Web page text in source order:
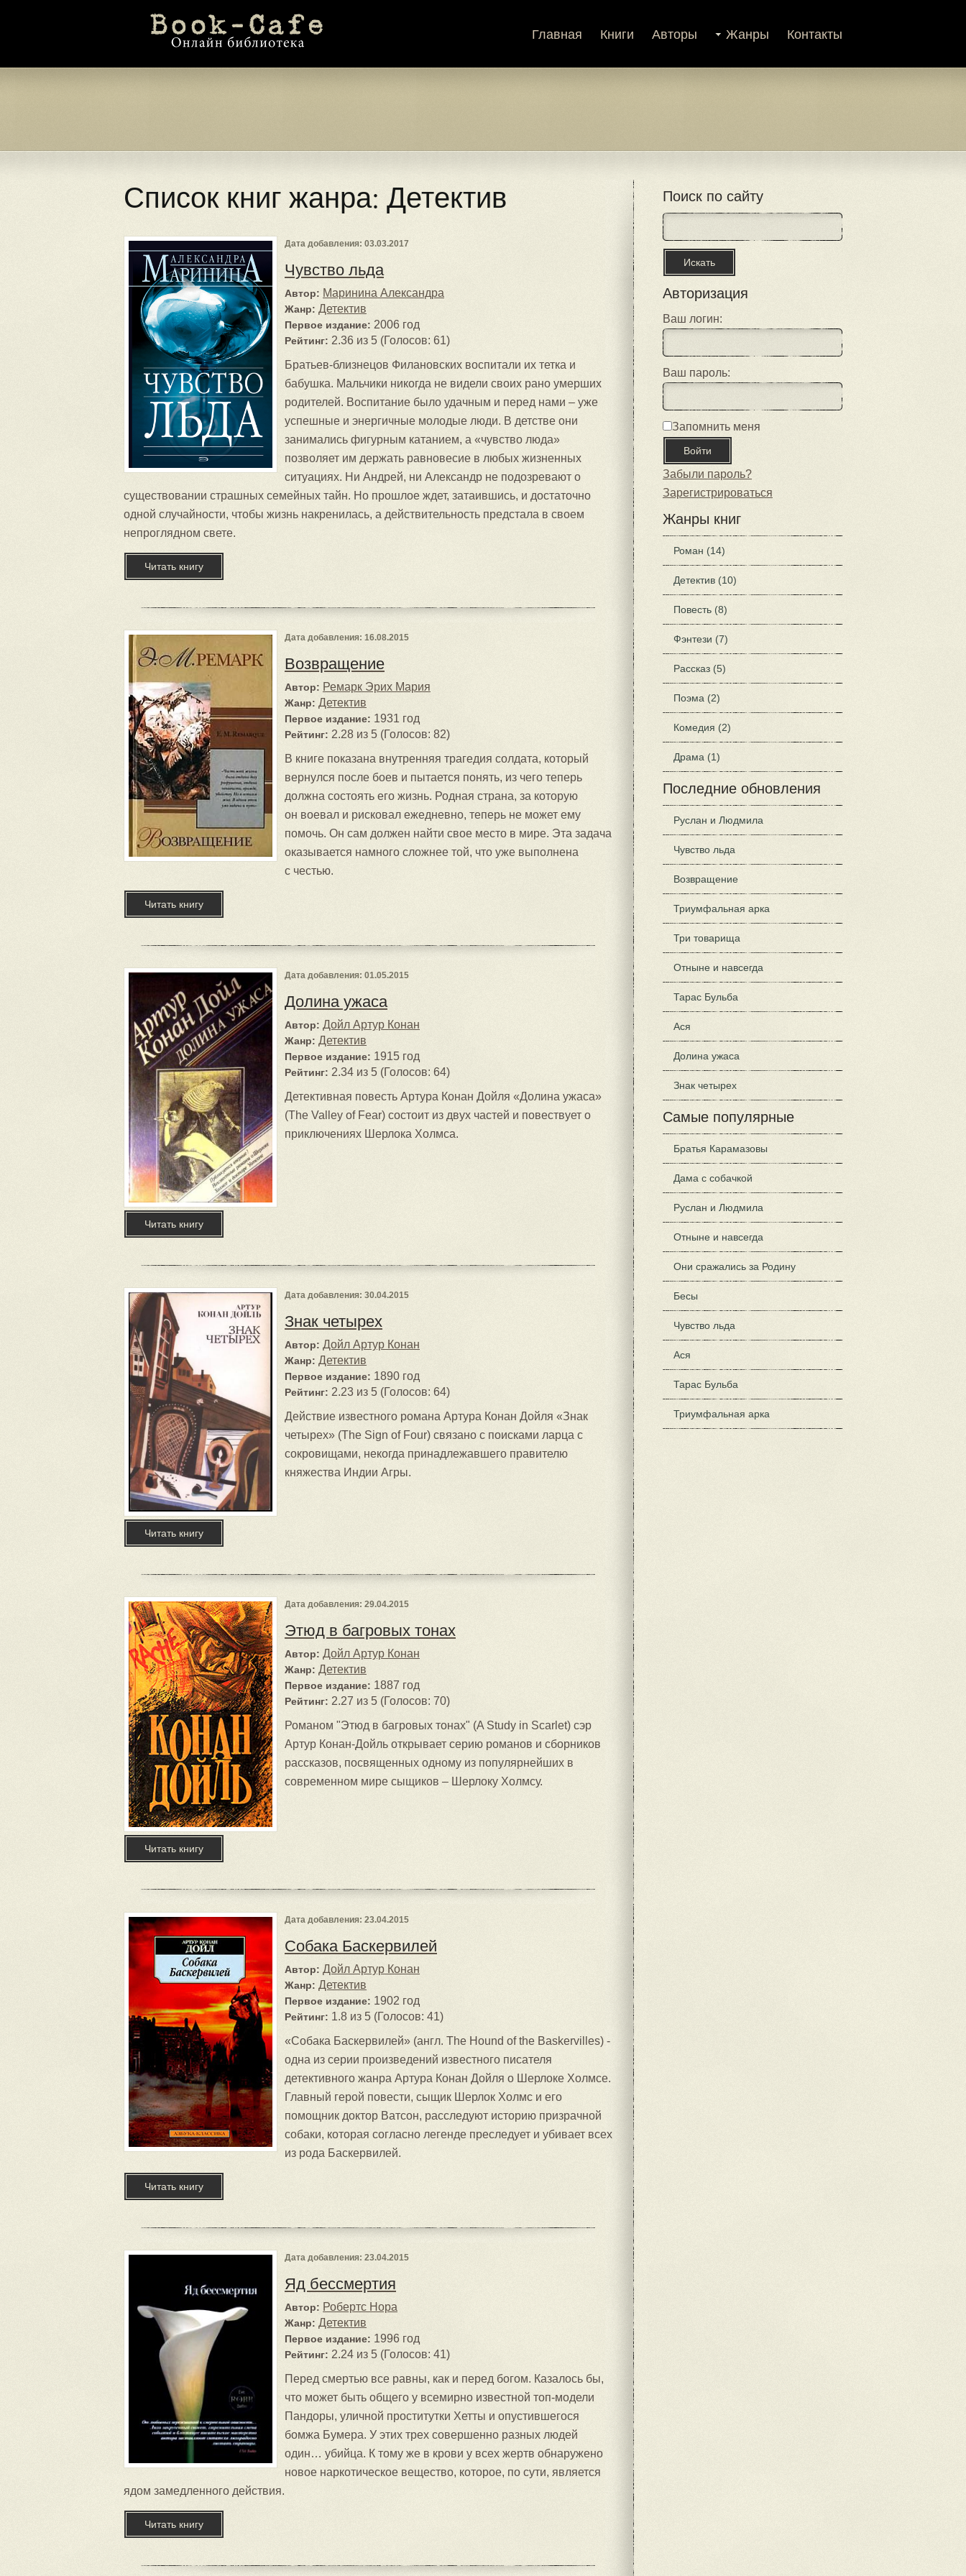
Главная Книги Авторы Жанры Контакты
Список книг жанра: Детектив
Дата добавления: 03.03.2017
Чувство льда
Автор: Маринина Александра
Жанр: Детектив
Первое издание: 2006 год
Рейтинг: 2.36 из 5 (Голосов: 61)
Братьев-близнецов Филановских воспитали их тетка и
бабушка. Мальчики никогда не видели своих рано умерших
родителей. Воспитание было удачным и перед нами – уже
успешные и энергичные молодые люди. В детстве они
занимались фигурным катанием, а «чувство люда»
позволяет им держать равновесие в любых жизненных
ситуациях. Ни Андрей, ни Александр не подозревают о
существовании страшных семейных тайн. Но прошлое ждет, затаившись, и достаточно
одной случайности, чтобы жизнь накренилась, а действительность предстала в своем
непроглядном свете.
Читать книгу
Дата добавления: 16.08.2015
Возвращение
Автор: Ремарк Эрих Мария
Жанр: Детектив
Первое издание: 1931 год
Рейтинг: 2.28 из 5 (Голосов: 82)
В книге показана внутренняя трагедия солдата, который
вернулся после боев и пытается понять, из чего теперь
должна состоять его жизнь. Родная страна, за которую
он воевал и рисковал ежедневно, теперь не может ему
помочь. Он сам должен найти свое место в мире. Эта задача
оказывается намного сложнее той, что уже выполнена
с честью.
Читать книгу
Дата добавления: 01.05.2015
Долина ужаса
Автор: Дойл Артур Конан
Жанр: Детектив
Первое издание: 1915 год
Рейтинг: 2.34 из 5 (Голосов: 64)
Детективная повесть Артура Конан Дойля «Долина ужаса»
(The Valley of Fear) состоит из двух частей и повествует о
приключениях Шерлока Холмса.
Читать книгу
Дата добавления: 30.04.2015
Знак четырех
Автор: Дойл Артур Конан
Жанр: Детектив
Первое издание: 1890 год
Рейтинг: 2.23 из 5 (Голосов: 64)
Действие известного романа Артура Конан Дойля «Знак
четырех» (The Sign of Four) связано с поисками ларца с
сокровищами, некогда принадлежавшего правителю
княжества Индии Агры.
Читать книгу
Дата добавления: 29.04.2015
Этюд в багровых тонах
Автор: Дойл Артур Конан
Жанр: Детектив
Первое издание: 1887 год
Рейтинг: 2.27 из 5 (Голосов: 70)
Романом "Этюд в багровых тонах" (A Study in Scarlet) сэр
Артур Конан-Дойль открывает серию романов и сборников
рассказов, посвященных одному из популярнейших в
современном мире сыщиков – Шерлоку Холмсу.
Читать книгу
Дата добавления: 23.04.2015
Собака Баскервилей
Автор: Дойл Артур Конан
Жанр: Детектив
Первое издание: 1902 год
Рейтинг: 1.8 из 5 (Голосов: 41)
«Собака Баскервилей» (англ. The Hound of the Baskervilles) -
одна из серии произведений известного писателя
детективного жанра Артура Конан Дойля о Шерлоке Холмсе.
Главный герой повести, сыщик Шерлок Холмс и его
помощник доктор Ватсон, расследуют историю призрачной
собаки, которая согласно легенде преследует и убивает всех
из рода Баскервилей.
Читать книгу
Дата добавления: 23.04.2015
Яд бессмертия
Автор: Робертс Нора
Жанр: Детектив
Первое издание: 1996 год
Рейтинг: 2.24 из 5 (Голосов: 41)
Перед смертью все равны, как и перед богом. Казалось бы,
что может быть общего у всемирно известной топ-модели
Пандоры, уличной проститутки Хетты и опустившегося
бомжа Бумера. У этих трех совершенно разных людей
один… убийца. К тому же в крови у всех жертв обнаружено
новое наркотическое вещество, которое, по сути, является
ядом замедленного действия.
Читать книгу
Поиск по сайту
Авторизация
Ваш логин:
Ваш пароль:
Запомнить меня
Забыли пароль?
Зарегистрироваться
Жанры книг
Роман (14)
Детектив (10)
Повесть (8)
Фэнтези (7)
Рассказ (5)
Поэма (2)
Комедия (2)
Драма (1)
Последние обновления
Руслан и Людмила
Чувство льда
Возвращение
Триумфальная арка
Три товарища
Отныне и навсегда
Тарас Бульба
Ася
Долина ужаса
Знак четырех
Самые популярные
Братья Карамазовы
Дама с собачкой
Руслан и Людмила
Отныне и навсегда
Они сражались за Родину
Бесы
Чувство льда
Ася
Тарас Бульба
Триумфальная арка